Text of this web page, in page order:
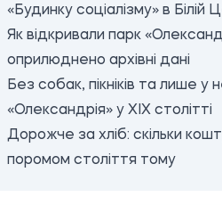
«Будинку соціалізму» в Білій
Як відкривали парк
оприлюднено архівні дані
Без собак, пікніків та лише у
«Олександрія» у XIX столітті
Дорожче за хліб: скільки
поромом століття тому